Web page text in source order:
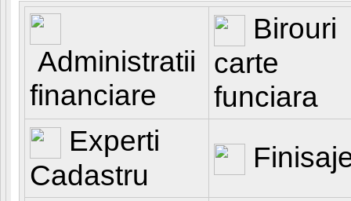
Administratii
financiare
Birouri
carte
funciara
Experti
Cadastru